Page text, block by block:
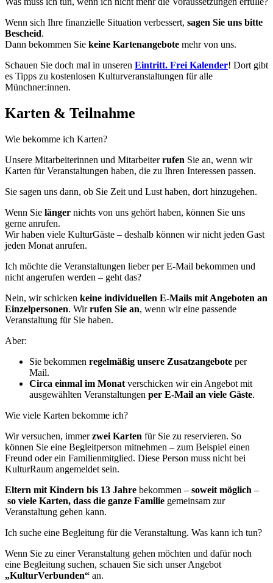
Wenn sich Ihre finanzielle Situation verbessert, sagen Sie uns bitte
Bescheid.
Dann bekommen Sie keine Kartenangebote mehr von uns.
Schauen Sie doch mal in unseren Eintritt. Frei Kalender! Dort gibt
es Tipps zu kostenlosen Kulturveranstaltungen für alle
Münchner:innen.
Karten & Teilnahme
Wie bekomme ich Karten?
Unsere Mitarbeiterinnen und Mitarbeiterrufen Sie an, wenn wir
Karten für Veranstaltungen haben, die zu Ihren Interessen passen.
Sie sagen uns dann, ob Sie Zeit und Lust haben, dort hinzugehen.
Wenn Sie länger nichts von uns gehört haben, können Sie uns
gerne anrufen.
Wir haben viele KulturGäste – deshalb können wir nicht jeden Gast
jeden Monat anrufen.
Ich möchte die Veranstaltungen lieber per E-Mail bekommen und
nicht angerufen werden – geht das?
Nein, wir schicken keine individuellen E-Mails mit Angeboten an
Einzelpersonen. Wirrufen Sie an, wenn wir eine passende
Veranstaltung für Sie haben.
Aber:
Sie bekommen regelmäßig unsere Zusatzangebote per
Mail.
Circa einmal im Monat verschicken wir ein Angebot mit
ausgewählten Veranstaltungen per E-Mail an viele Gäste.
Wie viele Karten bekomme ich?
Wir versuchen, immerzwei Karten für Sie zu reservieren. So
können Sie eine Begleitperson mitnehmen – zum Beispiel einen
Freund oder ein Familienmitglied. Diese Person muss nicht bei
KulturRaum angemeldet sein.
Eltern mit Kindern bis 13 Jahre bekommen – soweit möglich –
so viele Karten, dass die ganze Familie gemeinsam zur
Veranstaltung gehen kann.
Ich suche eine Begleitung für die Veranstaltung. Was kann ich tun?
Wenn Sie zu einer Veranstaltung gehen möchten und dafür noch
eine Begleitung suchen, schauen Sie sich unser Angebot
„KulturVerbunden“ an.